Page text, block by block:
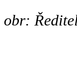
obr: